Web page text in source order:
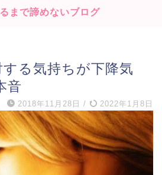
まで諦めないブログ
る気持ちが下降気
音
2018年11月28日 / 2022年1月8日